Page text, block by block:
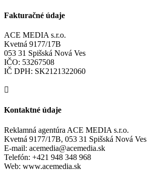
Fakturačné údaje
ACE MEDIA s.r.o.
Kvetná 9177/17B
053 31 Spišská Nová Ves
IČO: 53267508
IČ DPH: SK2121322060

Kontaktné údaje
Reklamná agentúra ACE MEDIA s.r.o.
Kvetná 9177/17B, 053 31 Spišská Nová Ves
E-mail: acemedia@acemedia.sk
Telefón: +421 948 348 968
Web: www.acemedia.sk